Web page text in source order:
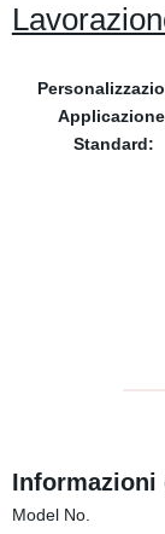
Standard:
Informazioni
Model No.